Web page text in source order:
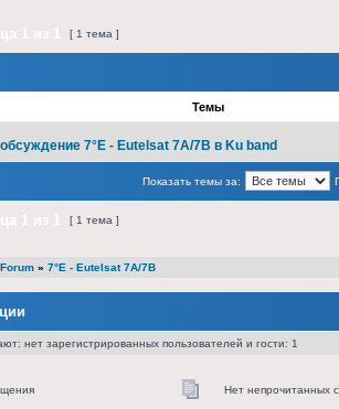
[ 1 тема ]
Темы
7°E - Eutelsat 7A/7B в Ku band
Показать темы за:
[ 1 тема ]
» 7°E - Eutelsat 7A/7B
нет зарегистрированных пользователей и гости: 1
Нет непрочитанных